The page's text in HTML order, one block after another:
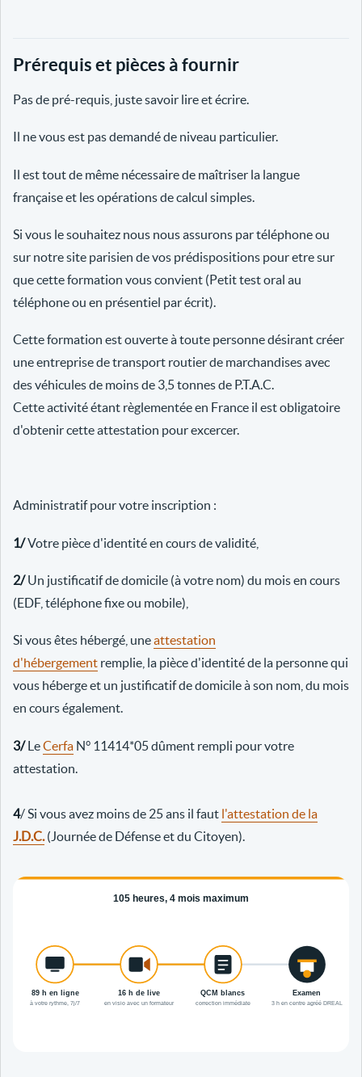
Prérequis et pièces à fournir
Pas de pré-requis, juste savoir lire et écrire.
Il ne vous est pas demandé de niveau particulier.
Il est tout de même nécessaire de maîtriser la langue
française et les opérations de calcul simples.
Si vous le souhaitez nous nous assurons par téléphone ou
sur notre site parisien de vos prédispositions pour etre sur
que cette formation vous convient (Petit test oral au
téléphone ou en présentiel par écrit).
Cette formation est ouverte à toute personne désirant créer
une entreprise de transport routier de marchandises avec
des véhicules de moins de 3,5 tonnes de P.T.A.C.
Cette activité étant règlementée en France il est obligatoire
d'obtenir cette attestation pour excercer.
Administratif pour votre inscription :
1/Votre pièce d'identité en cours de validité,
2/Un justificatif de domicile (à votre nom) du mois en cours
(EDF, téléphone fixe ou mobile),
Si vous êtes hébergé, uneattestation
d'hébergement remplie, la pièce d'identité de la personne qui
vous héberge et un justificatif de domicile à son nom, du mois
en cours également.
3/LeCerfa N° 11414*05 dûment rempli pour votre
attestation.
4/ Si vous avez moins de 25 ans il faut l'attestation de la
J.D.C.(Journée de Défense et du Citoyen).